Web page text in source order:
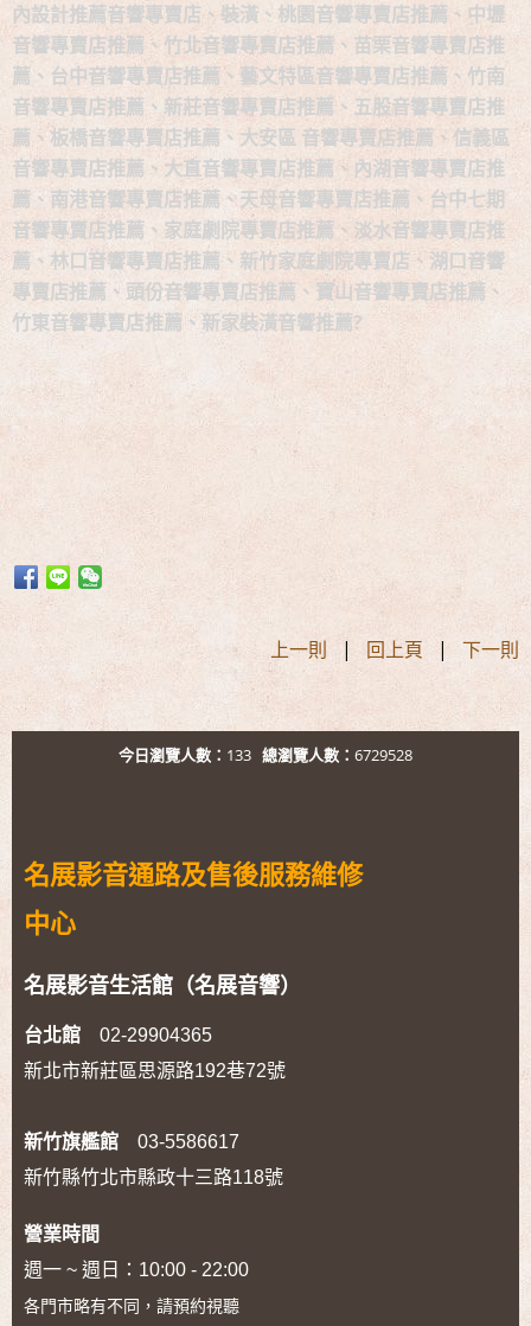
內設計推薦音響專賣店、裝潢、桃園音響專賣店推薦、中壢
音響專賣店推薦、竹北音響專賣店推薦、苗栗音響專賣店推
薦、台中音響專賣店推薦、藝文特區音響專賣店推薦、竹南
音響專賣店推薦、新莊音響專賣店推薦、五股音響專賣店推
薦、板橋音響專賣店推薦、大安區 音響專賣店推薦、信義區
音響專賣店推薦、大直音響專賣店推薦、內湖音響專賣店推
薦、南港音響專賣店推薦、天母音響專賣店推薦、台中七期
音響專賣店推薦、家庭劇院專賣店推薦、淡水音響專賣店推
薦、林口音響專賣店推薦、新竹家庭劇院專賣店、湖口音響
專賣店推薦、頭份音響專賣店推薦、寶山音響專賣店推薦、
竹東音響專賣店推薦、新家裝潢音響推薦?
上一則 | 回上頁 | 下一則
今日瀏覽人數： 133 總瀏覽人數： 6729528
名展影音通路及售後服務維修
中心
名展影音生活館（名展音響）
台北館 02-29904365
新北市新莊區思源路192巷72號
新竹旗艦館 03-5586617
新竹縣竹北市縣政十三路118號
營業時間
週一 ~ 週日：10:00 - 22:00
各門市略有不同，請預約視聽